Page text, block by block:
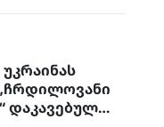
დაკავებულ